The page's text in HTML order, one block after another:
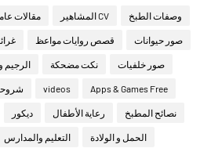
مقالات CV المشاهير وصفات الطبخ
قصص روايات مواعظ صور حيوانات
الرجيم نكت مضحكة صور خلفيات
videos Apps & Games Free
ديكور رعاية الأطفال نصائح المطبخ
التعليم والمدارس الحمل و الولادة